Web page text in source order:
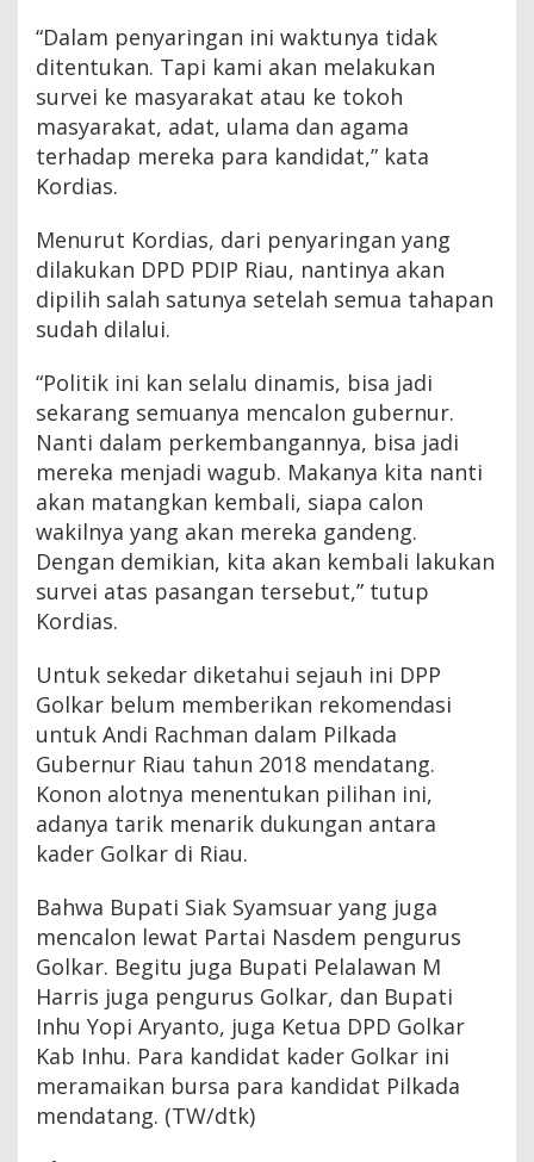
“Dalam penyaringan ini waktunya tidak
ditentukan. Tapi kami akan melakukan
survei ke masyarakat atau ke tokoh
masyarakat, adat, ulama dan agama
terhadap mereka para kandidat,” kata
Kordias.
Menurut Kordias, dari penyaringan yang
dilakukan DPD PDIP Riau, nantinya akan
dipilih salah satunya setelah semua tahapan
sudah dilalui.
“Politik ini kan selalu dinamis, bisa jadi
sekarang semuanya mencalon gubernur.
Nanti dalam perkembangannya, bisa jadi
mereka menjadi wagub. Makanya kita nanti
akan matangkan kembali, siapa calon
wakilnya yang akan mereka gandeng.
Dengan demikian, kita akan kembali lakukan
survei atas pasangan tersebut,” tutup
Kordias.
Untuk sekedar diketahui sejauh ini DPP
Golkar belum memberikan rekomendasi
untuk Andi Rachman dalam Pilkada
Gubernur Riau tahun 2018 mendatang.
Konon alotnya menentukan pilihan ini,
adanya tarik menarik dukungan antara
kader Golkar di Riau.
Bahwa Bupati Siak Syamsuar yang juga
mencalon lewat Partai Nasdem pengurus
Golkar. Begitu juga Bupati Pelalawan M
Harris juga pengurus Golkar, dan Bupati
Inhu Yopi Aryanto, juga Ketua DPD Golkar
Kab Inhu. Para kandidat kader Golkar ini
meramaikan bursa para kandidat Pilkada
mendatang. (TW/dtk)